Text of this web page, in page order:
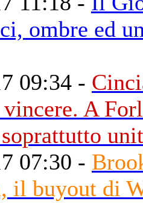
ombre ed
09:34 -
A
07:30 -
il buyout di